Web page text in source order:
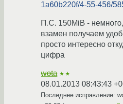
1a60b220f/4-55-456/
П.С. 150MiB -
взамен получаем
просто интересно
цифра
wota ★★
08.01.2013 08:43:43
Последнее исправление: